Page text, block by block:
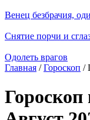
Венец безбрачия,
Снятие порчи и
Одолеть врагов
Главная /Гороскоп /
Гороскоп